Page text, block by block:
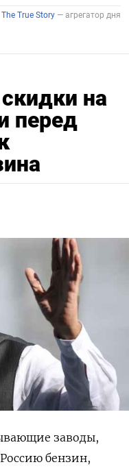
на
перед
заводы,
бензин,